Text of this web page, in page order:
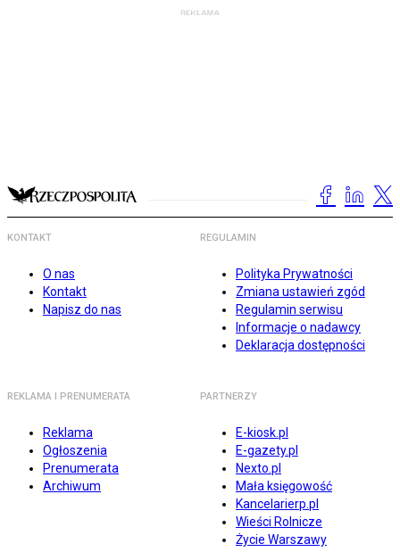
KONTAKT
O nas
Kontakt
Napisz do nas
REGULAMIN
Polityka Prywatności
Zmiana ustawień zgód
Regulamin serwisu
Informacje o nadawcy
Deklaracja dostępności
REKLAMA I PRENUMERATA
Reklama
Ogłoszenia
Prenumerata
Archiwum
PARTNERZY
E-kiosk.pl
E-gazety.pl
Nexto.pl
Mała księgowość
Kancelarierp.pl
Wieści Rolnicze
Życie Warszawy